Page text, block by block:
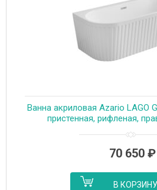
Ванна акриловая Azario LAGO
пристенная, рифленая,
6724-A2 R
70 650 ₽
В КОРЗИНУ